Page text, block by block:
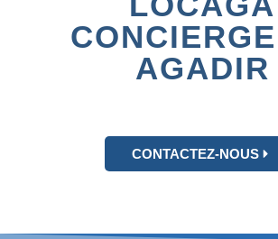
AGADIR
CONTACTEZ-NOUS